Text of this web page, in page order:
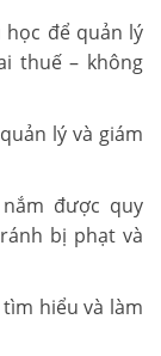
học để quản lý
thuế – không
lý và giám
được quy
bị phạt và
hiểu và làm